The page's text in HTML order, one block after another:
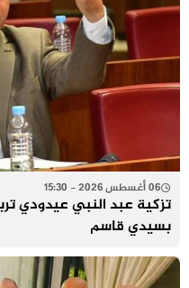
06 أغسطس 2026 - 15:30
تزكية عبد النبي عيدودي
بسيدي قاسم